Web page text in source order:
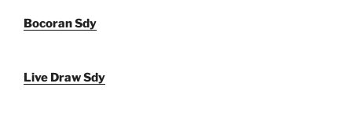
Bocoran Sdy
Live Draw Sdy